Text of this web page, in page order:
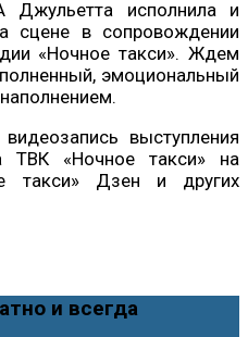
Джульетта исполнила и
сцене в сопровождении
«Ночное такси». Ждем
эмоциональный
выступления
ТВК «Ночное такси» на
такси» Дзен и других
и всегда